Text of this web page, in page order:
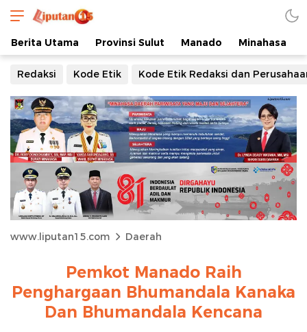
Berita Utama Provinsi Sulut Manado Minahasa
Redaksi Kode Etik Kode Etik Redaksi dan
www.liputan15.com Daerah
Pemkot Manado Raih
Penghargaan Bhumandala Kanaka
Dan Bhumandala Kencana